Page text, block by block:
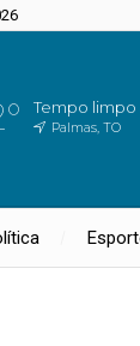
Tempo limpo
Palmas, TO